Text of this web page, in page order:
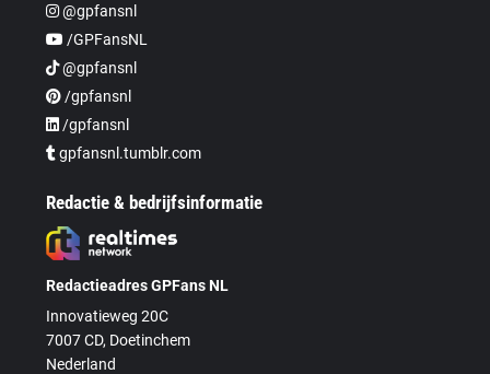
@gpfansnl
/GPFansNL
@gpfansnl
/gpfansnl
/gpfansnl
gpfansnl.tumblr.com
Redactie & bedrijfsinformatie
Redactieadres GPFans NL
Innovatieweg 20C
7007 CD, Doetinchem
Nederland